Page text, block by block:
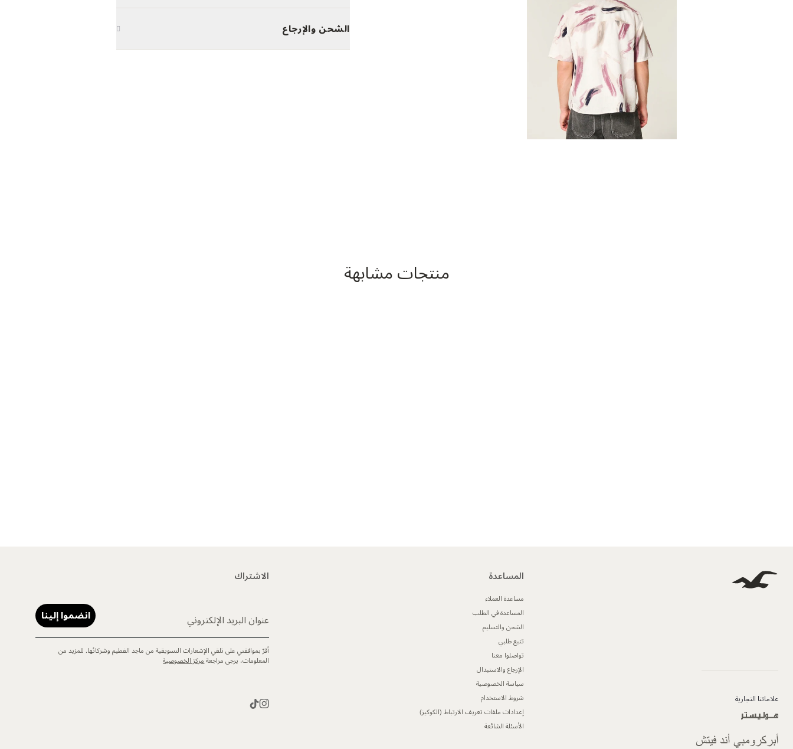
الشحن والإرجاع
منتجات مشابهة
علاماتنا التجارية
المساعدة
مساعدة العملاء
المساعدة في الطلب
الشحن والتسليم
تتبع طلبي
تواصلوا معنا
الإرجاع والاستبدال
سياسة الخصوصية
شروط الاستخدام
إعدادات ملفات تعريف الارتباط (الكوكيز)
الأسئلة الشائعة
الاشتراك
عنوان البريد الإلكتروني انضموا إلينا
أقرّ بموافقتي على تلقي الإشعارات التسويقية من ماجد الفطيم وشركائها. للمزيد من
المعلومات، يرجى مراجعةمركز الخصوصية